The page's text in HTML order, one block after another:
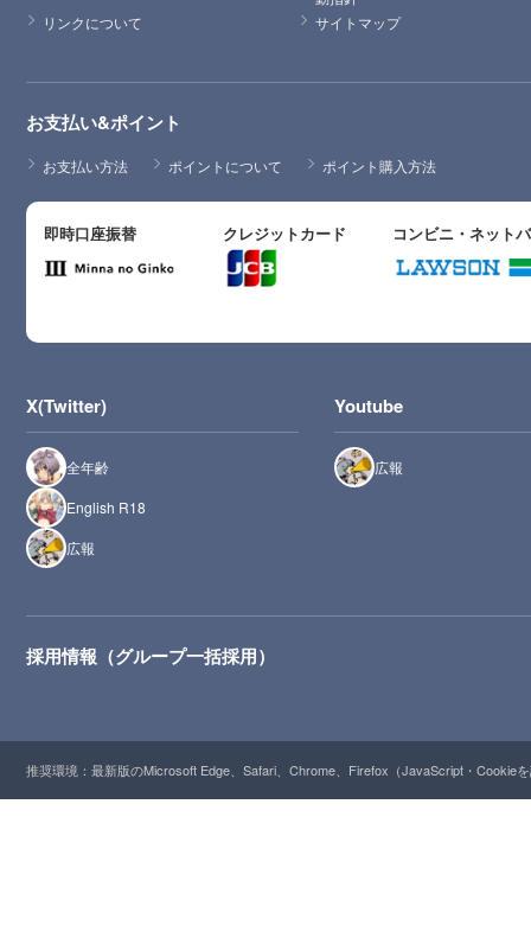
リンクについて
サイトマップ
お支払い&ポイント
お支払い方法 ポイントについて ポイント購入方法
即時口座振替 クレジットカード コンビニ・ネット
X(Twitter)
全年齢
English R18
広報
Youtube
広報
採用情報（グループ一括採用）
推奨環境：最新版のMicrosoft Edge、Safari、Chrome、Firefox（JavaScript・Cookie